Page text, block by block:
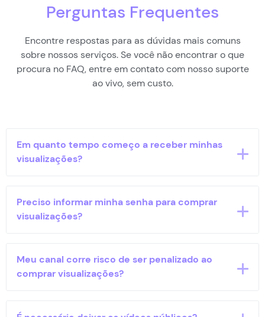
Perguntas Frequentes
Encontre respostas para as dúvidas mais comuns
sobre nossos serviços. Se você não encontrar o que
procura no FAQ, entre em contato com nosso suporte
ao vivo, sem custo.
Em quanto tempo começo a receber minhas
visualizações?
A entrega começa em curto prazo após a
confirmação do pagamento. O processo é
Preciso informar minha senha para comprar
visualizações?
Não. A Popularos nunca solicita sua senha ou
qualquer dado sensível. Prezamos pela segurança e
Meu canal corre risco de ser penalizado ao
comprar visualizações?